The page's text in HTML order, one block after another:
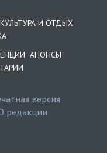
КУЛЬТУРА И ОТДЫХ
АНОНСЫ
версия
редакции